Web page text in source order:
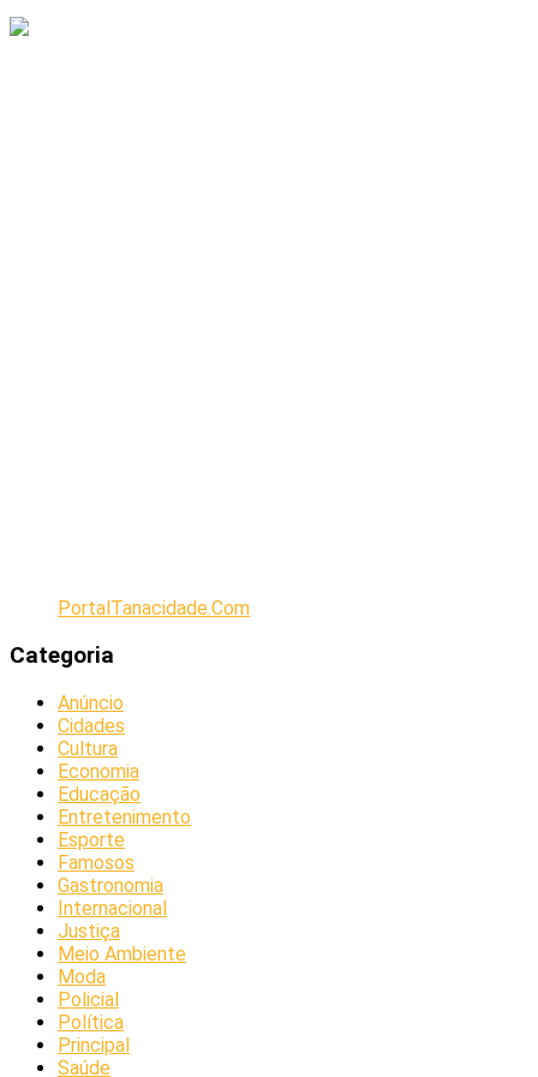
PortalTanacidade.Com
Categoria
Anúncio
Cidades
Cultura
Economia
Educação
Entretenimento
Esporte
Famosos
Gastronomia
Internacional
Justiça
Meio Ambiente
Moda
Policial
Política
Principal
Saúde